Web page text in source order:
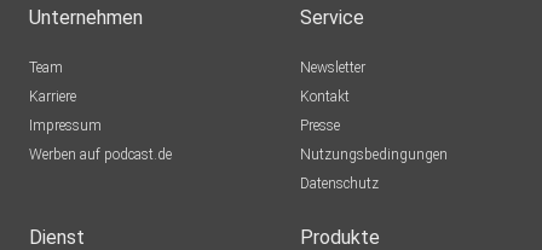
Unternehmen
Team
Karriere
Impressum
Werben auf podcast.de
Service
Newsletter
Kontakt
Presse
Nutzungsbedingungen
Datenschutz
Dienst Produkte